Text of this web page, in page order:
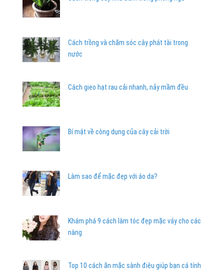
Cách trồng và chăm sóc cây phát tài trong
nước
Cách gieo hạt rau cải nhanh, nảy mầm đều
Bí mật về công dụng của cây cải trời
Làm sao để mặc đẹp với áo da?
Khám phá 9 cách làm tóc đẹp mặc váy cho các
nàng
Top 10 cách ăn mặc sành điệu giúp bạn cá tính